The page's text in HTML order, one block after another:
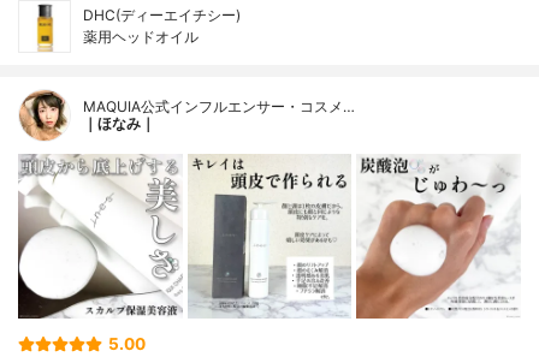
DHC(ディーエイチシー)
薬用ヘッドオイル
MAQUIA公式インフルエンサー・コスメ…
｜ほなみ｜
5.00